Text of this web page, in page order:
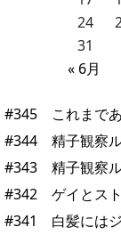
« 6月
24
31
#345 これまで
#344 精子観察
#343 精子観察
#342 ゲイとスト
#341 白髪には